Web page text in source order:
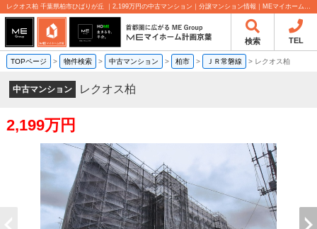
レクオス柏 千葉県柏市ひばりが丘 ｜2,199万円の中古マンション｜分譲マンション情報｜MEマイホーム計画京葉株式会社
検索 TEL
TOPページ > 物件検索 > 中古マンション > 柏市 > ＪＲ常磐線 > レクオス柏
中古マンション レクオス柏
2,199万円